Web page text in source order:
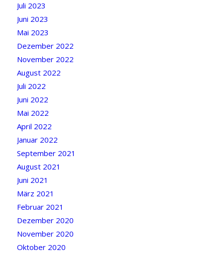
Juli 2023
Juni 2023
Mai 2023
Dezember 2022
November 2022
August 2022
Juli 2022
Juni 2022
Mai 2022
April 2022
Januar 2022
September 2021
August 2021
Juni 2021
März 2021
Februar 2021
Dezember 2020
November 2020
Oktober 2020